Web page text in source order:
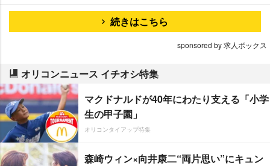
続きはこちら
sponsored by 求人ボックス
オリコンニュース イチオシ特集
マクドナルドが40年にわたり支える「小学
生の甲子園」
オリコンタイアップ特集
森崎ウィン×向井康二“両片思い”にキュン